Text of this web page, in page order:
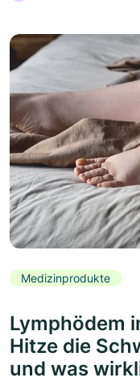
Medizinprodukte
Lymphödem
Hitze die
und was